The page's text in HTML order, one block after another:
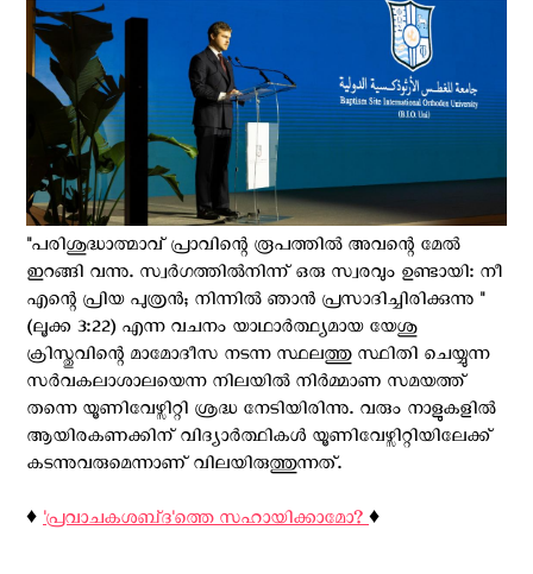
"പരിശുദ്ധാത്മാവ് പ്രാവിന്റെ രൂപത്തില്‍ അവന്റെ മേല്‍
ഇറങ്ങി വന്നു. സ്വര്‍ഗത്തില്‍നിന്ന് ഒരു സ്വരവും ഉണ്ടായി: നീ
എന്റെ പ്രിയ പുത്രന്‍; നിന്നില്‍ ഞാന്‍ പ്രസാദിച്ചിരിക്കുന്നു "
(ലൂക്ക 3:22) എന്ന വചനം യാഥാര്‍ത്ഥ്യമായ യേശു
ക്രിസ്തുവിന്റെ മാമോദീസ നടന്ന സ്ഥലത്തു സ്ഥിതി ചെയ്യുന്ന
സർവകലാശാലയെന്ന നിലയില്‍ നിര്‍മ്മാണ സമയത്ത്
തന്നെ യൂണിവേഴ്സിറ്റി ശ്രദ്ധ നേടിയിരിന്നു. വരും നാളുകളില്‍
ആയിരകണക്കിന് വിദ്യാര്‍ത്ഥികള്‍ യൂണിവേഴ്സിറ്റിയിലേക്ക്
കടന്നുവരുമെന്നാണ് വിലയിരുത്തുന്നത്.
♦️ 'പ്രവാചകശബ്‌ദ'ത്തെ സഹായിക്കാമോ?♦️